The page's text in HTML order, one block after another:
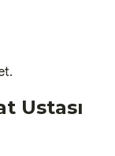
Ustası